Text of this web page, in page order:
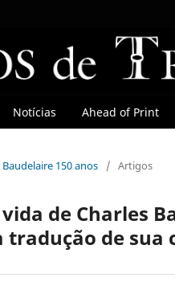
Notícias Ahead of Print
150 anos / Artigos
de Charles
de sua